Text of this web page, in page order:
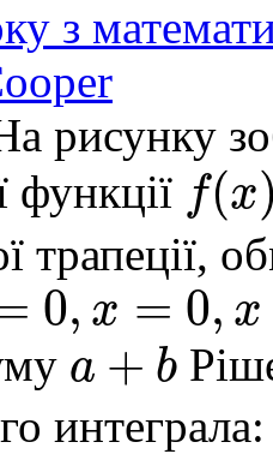
з
рисунку
функції f(x
трапеції,
0,x = 0,x
a + b